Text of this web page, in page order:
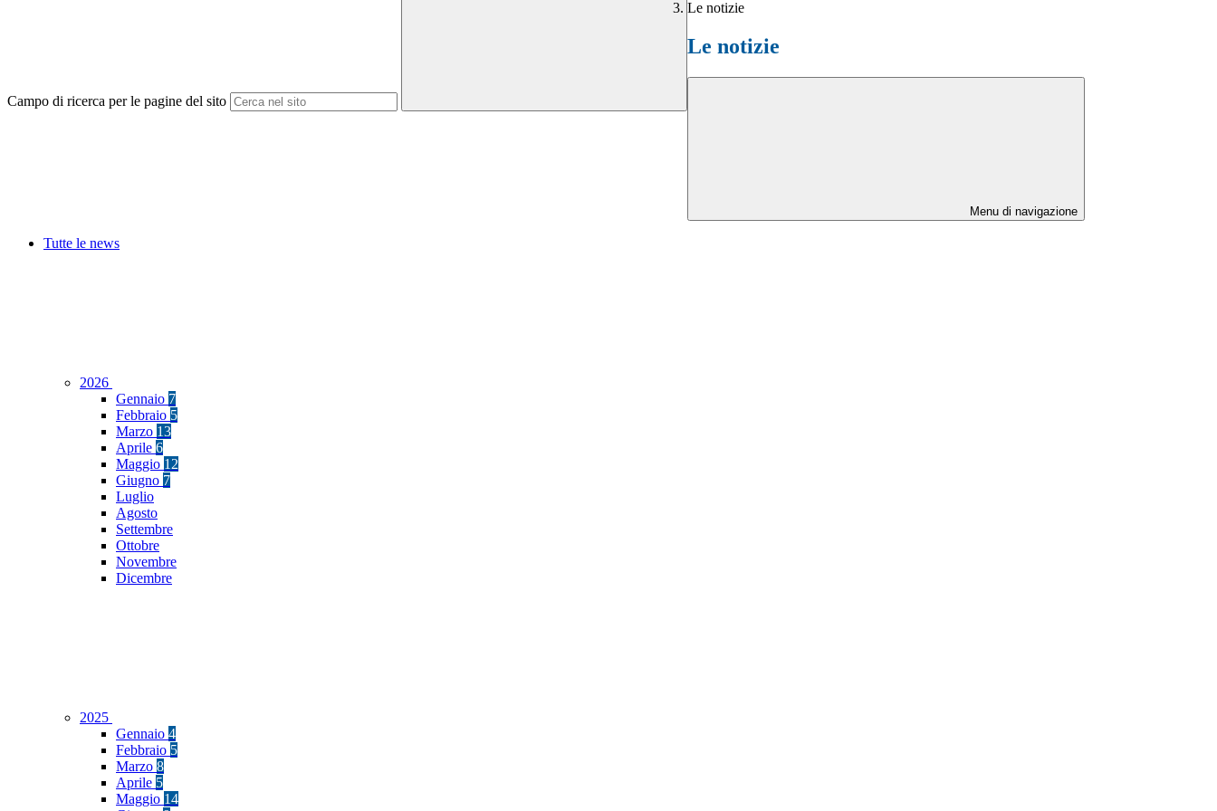
Campo di ricerca per le pagine del sito
Le notizie
Le notizie
Menu di navigazione
Tutte le news
2026
Gennaio 7
Febbraio 5
Marzo 13
Aprile 6
Maggio 12
Giugno 7
Luglio
Agosto
Settembre
Ottobre
Novembre
Dicembre
2025
Gennaio 4
Febbraio 5
Marzo 8
Aprile 5
Maggio 14